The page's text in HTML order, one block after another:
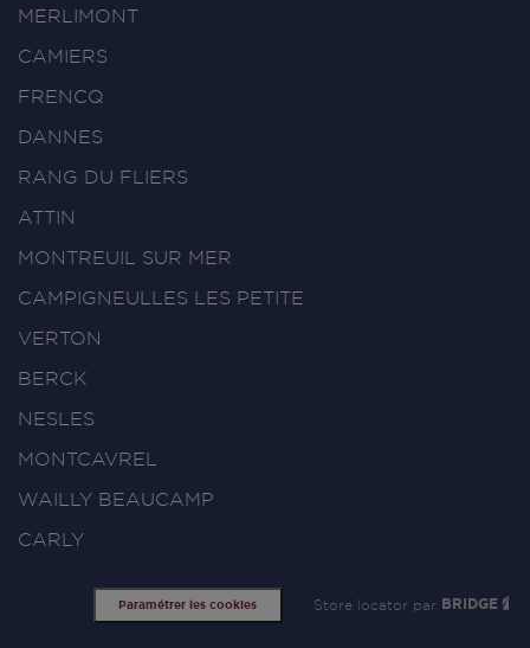
MERLIMONT
CAMIERS
FRENCQ
DANNES
RANG DU FLIERS
ATTIN
MONTREUIL SUR MER
CAMPIGNEULLES LES PETITE
VERTON
BERCK
NESLES
MONTCAVREL
WAILLY BEAUCAMP
CARLY
Paramétrer les cookies Store locator par BRIDGE